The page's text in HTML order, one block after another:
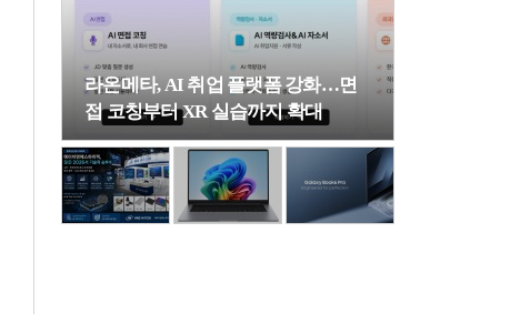
라온메타, AI 취업 플랫폼 강화…면
접 코칭부터 XR 실습까지 확대